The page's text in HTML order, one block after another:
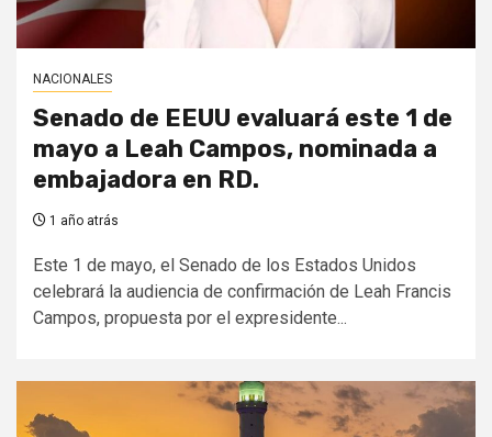
NACIONALES
Senado de EEUU evaluará este 1 de
mayo a Leah Campos, nominada a
embajadora en RD.
1 año atrás
Este 1 de mayo, el Senado de los Estados Unidos
celebrará la audiencia de confirmación de Leah Francis
Campos, propuesta por el expresidente...